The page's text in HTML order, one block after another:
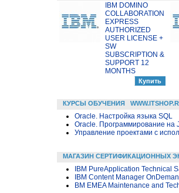
IBM DOMINO
COLLABORATION
EXPRESS
AUTHORIZED
USER LICENSE +
SW
SUBSCRIPTION &
SUPPORT 12
MONTHS
КУРСЫ ОБУЧЕНИЯ
Oracle. Настройка языка SQL
Oracle. Программирование на
Управление проектами с
МАГАЗИН СЕРТИФИКАЦИОННЫХ
IBM PureApplication Technical
IBM Content Manager
BM EMEA Maintenance and